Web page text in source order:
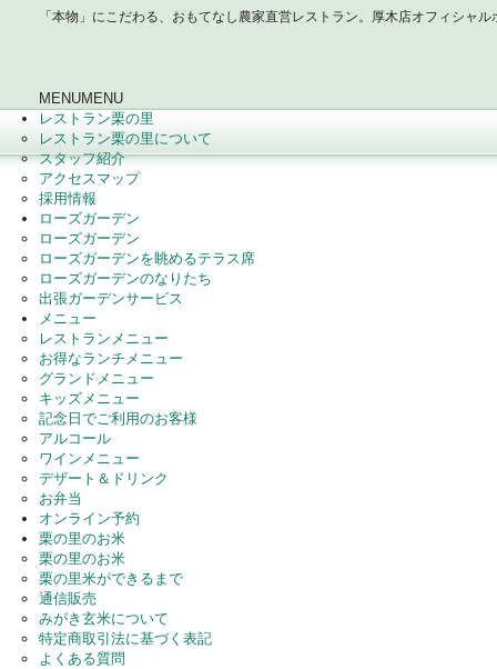
「本物」にこだわる、おもてなし農家直営レストラン。厚木店オフィシャル
MENUMENU
レストラン栗の里
レストラン栗の里について
スタッフ紹介
アクセスマップ
採用情報
ローズガーデン
ローズガーデン
ローズガーデンを眺めるテラス席
ローズガーデンのなりたち
出張ガーデンサービス
メニュー
レストランメニュー
お得なランチメニュー
グランドメニュー
キッズメニュー
記念日でご利用のお客様
アルコール
ワインメニュー
デザート＆ドリンク
お弁当
オンライン予約
栗の里のお米
栗の里のお米
栗の里米ができるまで
通信販売
みがき玄米について
特定商取引法に基づく表記
よくある質問